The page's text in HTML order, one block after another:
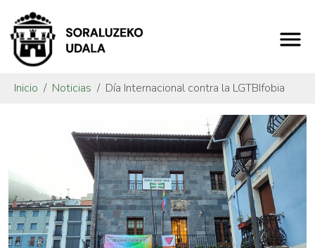
Inicio Noticias Día Internacional contra la LGTBIfobia